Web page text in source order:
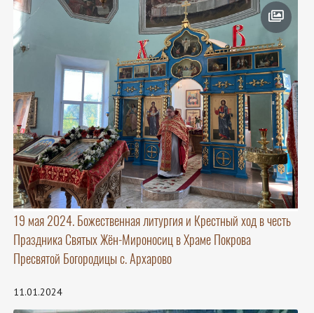
19 мая 2024. Божественная литургия и Крестный ход в честь
Праздника Святых Жён-Мироносиц в Храме Покрова
Пресвятой Богородицы с. Архарово
11.01.2024